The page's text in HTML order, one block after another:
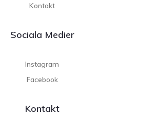
Kontakt
Sociala Medier
Instagram
Facebook
Kontakt